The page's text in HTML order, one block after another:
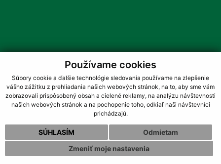
Používame cookies
Súbory cookie a ďalšie technológie sledovania používame na zlepšenie
vášho zážitku z prehliadania našich webových stránok, na to, aby sme vám
zobrazovali prispôsobený obsah a cielené reklamy, na analýzu návštevnosti
našich webových stránok a na pochopenie toho, odkiaľ naši návštevníci
prichádzajú.
SÚHLASÍM
Odmietam
Zmeniť moje nastavenia